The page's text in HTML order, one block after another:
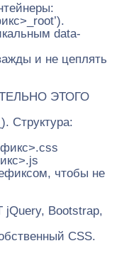
data-
и не цеплять
ЭТОГО
Структура:
чтобы не
Bootstrap,
CSS.